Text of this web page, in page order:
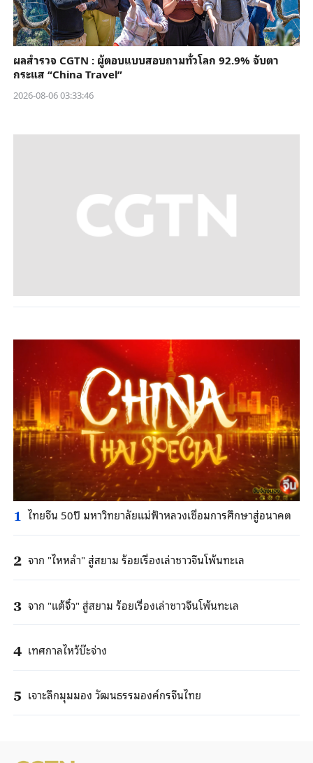
ผลสำรวจ CGTN : ผู้ตอบแบบสอบถามทั่วโลก 92.9% จับตา
กระแส “China Travel”
2026-08-06 03:33:46
1 ไทยจีน 50ปี มหาวิทยาลัยแม่ฟ้าหลวงเชื่อมการศึกษาสู่อนาคต
2 จาก "ไหหลํา" สู่สยาม ร้อยเรื่องเล่าชาวจีนโพ้นทะเล
3 จาก "แต้จิ๋ว" สู่สยาม ร้อยเรื่องเล่าชาวจีนโพ้นทะเล
4 เทศกาลไหว้บ๊ะจ่าง
5 เจาะลึกมุมมอง วัฒนธรรมองค์กรจีนไทย